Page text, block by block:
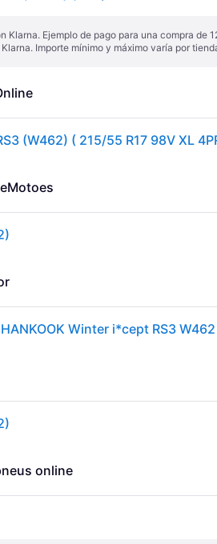
Klarna. Ejemplo de pago para una compra
Importe mínimo y máximo varía por
online